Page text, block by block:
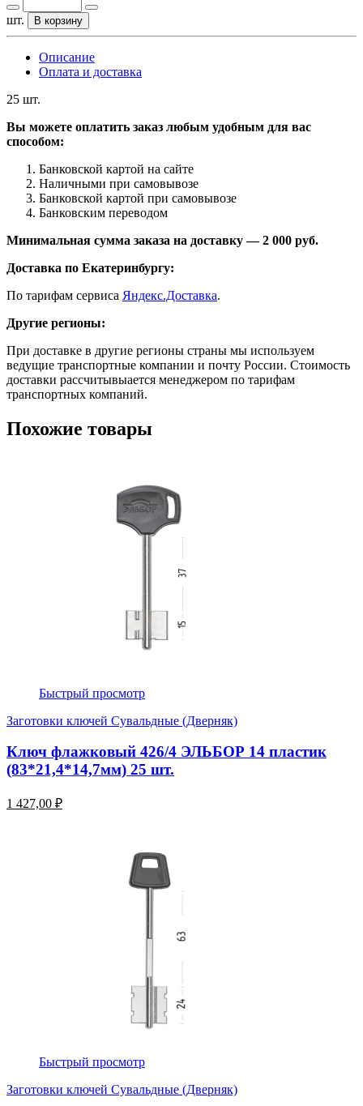
шт. В корзину
Описание
Оплата и доставка
25 шт.
Вы можете оплатить заказ любым удобным для вас
способом:
Банковской картой на сайте
Наличными при самовывозе
Банковской картой при самовывозе
Банковским переводом
Минимальная сумма заказа на доставку — 2 000 руб.
Доставка по Екатеринбургу:
По тарифам сервиса Яндекс.Доставка.
Другие регионы:
При доставке в другие регионы страны мы используем
ведущие транспортные компании и почту России. Стоимость
доставки рассчитывыается менеджером по тарифам
транспортных компаний.
Похожие товары
Быстрый просмотр
Заготовки ключей Сувальдные (Дверняк)
Ключ флажковый 426/4 ЭЛЬБОР 14 пластик
(83*21,4*14,7мм) 25 шт.
1 427,00 ₽
Быстрый просмотр
Заготовки ключей Сувальдные (Дверняк)